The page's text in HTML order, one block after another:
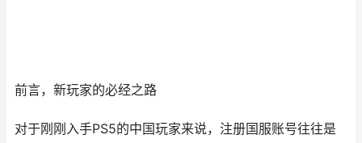
前言，新玩家的必经之路
对于刚刚入手PS5的中国玩家来说，注册国服账号往往是